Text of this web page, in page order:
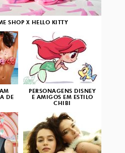
SHOP X HELLO KITTY
DE
PERSONAGENS DISNEY
E AMIGOS EM ESTILO
CHIBI
3